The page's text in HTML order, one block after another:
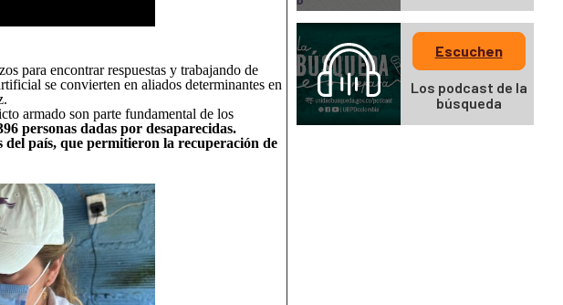
para encontrar respuestas y trabajando de
se convierten en aliados determinantes en
armado son parte fundamental de los
personas dadas por desaparecidas.
del país, que permitieron la recuperación de
Escuchen
Los podcast de la
búsqueda